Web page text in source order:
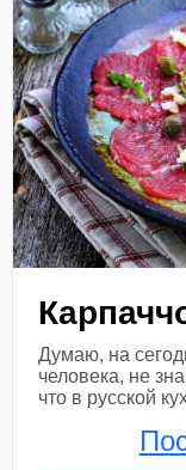
Думаю, на
человека, не
что в русской